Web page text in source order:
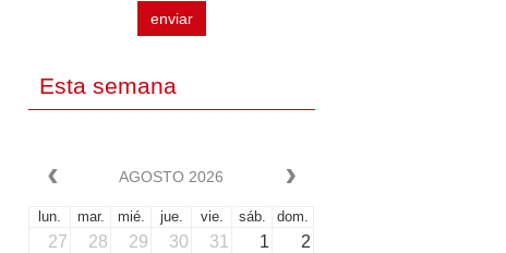
enviar
Esta semana
AGOSTO 2026
lun. mar. mié. jue. vie. sáb. dom.
27 28 29 30 31 1 2